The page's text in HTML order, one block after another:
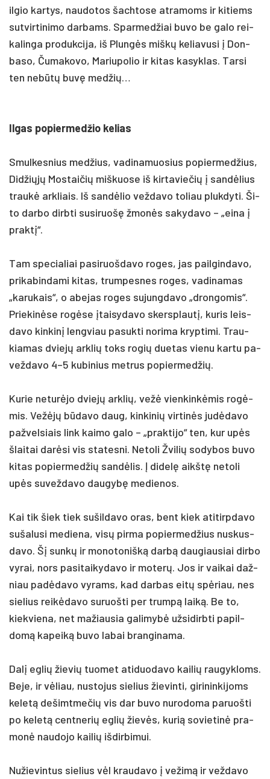
il­gio kar­tys, nau­do­tos šach­to­se at­ra­moms ir ki­tiems
su­tvir­ti­ni­mo dar­bams. Spar­med­žiai bu­vo be ga­lo rei­
ka­lin­ga pro­duk­ci­ja, iš Plungės miškų ke­lia­vu­si į Don­
ba­so, Ču­ma­ko­vo, Ma­riu­po­lio ir ki­tas ka­syk­las. Tar­si
ten ne­būtų buvę med­žių…
Il­gas po­pier­med­žio ke­lias
Smul­kes­nius med­žius, va­di­na­muo­sius po­pier­med­žius,
Did­žiųjų Mos­tai­čių miš­kuo­se iš kir­ta­vie­čių į san­dėlius
traukė ark­liais. Iš san­dėlio vež­da­vo to­liau pluk­dy­ti. Ši­
to dar­bo dirb­ti su­si­ruošę žmonės sa­ky­da­vo – „ei­na į
pra­ktį“.
Tam spe­cia­liai pa­si­ruoš­da­vo ro­ges, jas pail­gin­da­vo,
pri­ka­bin­da­mi ki­tas, trum­pes­nes ro­ges, va­di­na­mas
„ka­ru­kais“, o abe­jas ro­ges su­jung­da­vo „dron­go­mis“.
Prie­kinė­se rogė­se įtai­sy­da­vo skersp­lautį, ku­ris leis­
da­vo kin­kinį leng­viau pa­suk­ti no­ri­ma kryp­ti­mi. Trau­
kia­mas dviejų ark­lių toks ro­gių due­tas vie­nu kar­tu pa­
vež­da­vo 4–5 ku­bi­nius met­rus po­pier­med­žių.
Ku­rie ne­turė­jo dviejų ark­lių, vežė vien­kinkė­mis rogė­
mis. Vežėjų būda­vo daug, kin­ki­nių vir­tinės judė­da­vo
pa­žvel­siais link kai­mo ga­lo – „pra­kti­jo“ ten, kur upės
šlai­tai darė­si vis sta­tes­ni. Ne­to­li Žvi­lių so­dy­bos bu­vo
ki­tas po­pier­med­žių san­dėlis. Į di­delę aikštę ne­to­li
upės su­vež­da­vo dau­gybę me­die­nos.
Kai tik šiek tiek su­šil­da­vo oras, bent kiek ati­tirp­da­vo
su­ša­lu­si me­die­na, visų pir­ma po­pier­med­žius nu­skus­
da­vo. Šį sunkų ir mo­no­to­nišką darbą dau­giau­siai dir­bo
vy­rai, nors pa­si­tai­ky­da­vo ir mo­terų. Jos ir vai­kai daž­
niau pa­dėda­vo vy­rams, kad dar­bas eitų spėriau, nes
sie­lius reikė­da­vo su­ruoš­ti per trumpą laiką. Be to,
kiek­vie­na, net ma­žiau­sia ga­li­mybė už­si­dirb­ti pa­pil­
domą ka­peiką bu­vo la­bai bran­gi­na­ma.
Dalį eg­lių žie­vių tuo­met ati­duo­da­vo kai­lių rau­gyk­loms.
Be­je, ir vėliau, nu­sto­jus sie­lius žie­vin­ti, gi­ri­nin­ki­joms
ke­letą de­šimt­me­čių vis dar bu­vo nu­ro­do­ma pa­ruoš­ti
po ke­letą cent­ne­rių eg­lių žievės, ku­rią so­vie­tinė pra­
monė nau­do­jo kai­lių iš­dir­bi­mui.
Nu­žie­vin­tus sie­lius vėl krau­da­vo į ve­žimą ir vež­da­vo